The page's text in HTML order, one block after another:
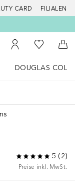
CARD FILIALEN
Storefinder
Zu Meinem
Zu Meiner
DOUGLAS
5 (2)
Preise inkl. MwSt.